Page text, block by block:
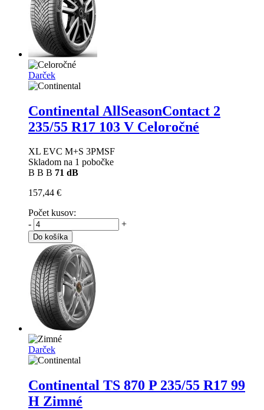
Darček
Continental AllSeasonContact 2
235/55 R17 103 V Celoročné
XL EVC M+S 3PMSF
Skladom na 1 pobočke
B B B 71 dB
157,44 €
Počet kusov:
-
+
Do košíka
Darček
Continental TS 870 P 235/55 R17 99
H Zimné